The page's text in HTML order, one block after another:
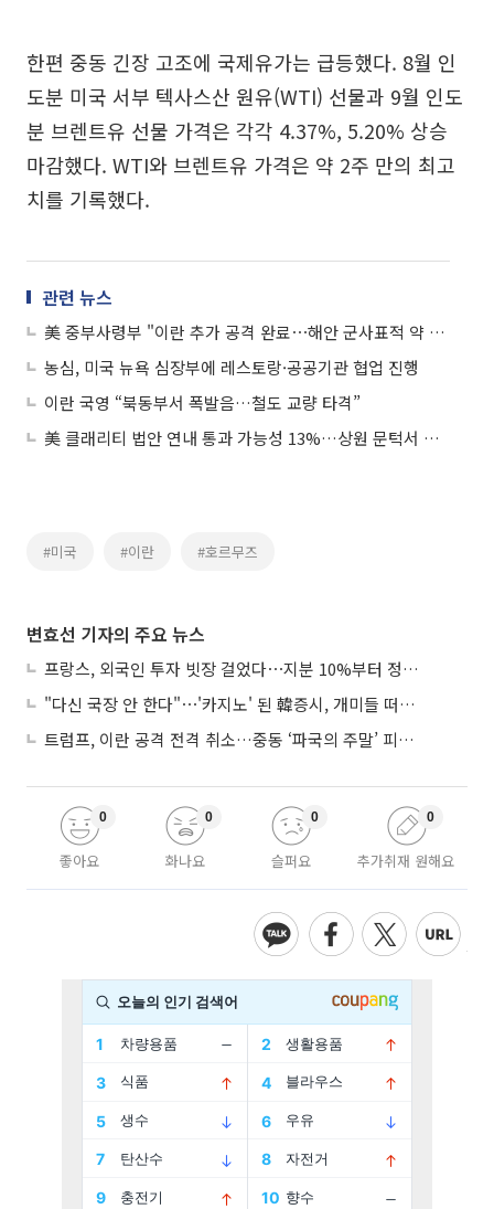
한편 중동 긴장 고조에 국제유가는 급등했다. 8월 인
도분 미국 서부 텍사스산 원유(WTI) 선물과 9월 인도
분 브렌트유 선물 가격은 각각 4.37%, 5.20% 상승
마감했다. WTI와 브렌트유 가격은 약 2주 만의 최고
치를 기록했다.
관련 뉴스
美 중부사령부 "이란 추가 공격 완료⋯해안 군사표적 약 90곳 타격"
농심, 미국 뉴욕 심장부에 레스토랑·공공기관 협업 진행
이란 국영 “북동부서 폭발음…철도 교량 타격”
美 클래리티 법안 연내 통과 가능성 13%…상원 문턱서 제동
#미국 #이란 #호르무즈
변효선 기자의 주요 뉴스
프랑스, 외국인 투자 빗장 걸었다⋯지분 10%부터 정부가 승인
"다신 국장 안 한다"⋯'카지노' 된 韓증시, 개미들 떠난다
트럼프, 이란 공격 전격 취소…중동 ‘파국의 주말’ 피했다
좋아요
0
화나요
0
슬퍼요
0
추가취재 원해요
0